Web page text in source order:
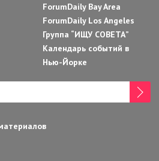
ForumDaily Bay Area
ForumDaily Los Angeles
Группа “ИЩУ СОВЕТА”
Календарь событий в
Нью-Йорке